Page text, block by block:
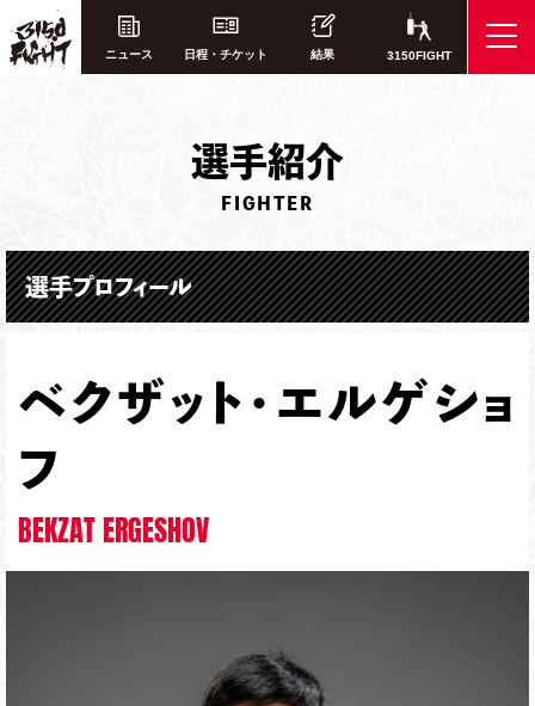
ニュース 日程・チケット 結果 3150FIGHT
選手紹介
FIGHTER
選手プロフィール
ベクザット・エルゲショ
フ
BEKZAT ERGESHOV